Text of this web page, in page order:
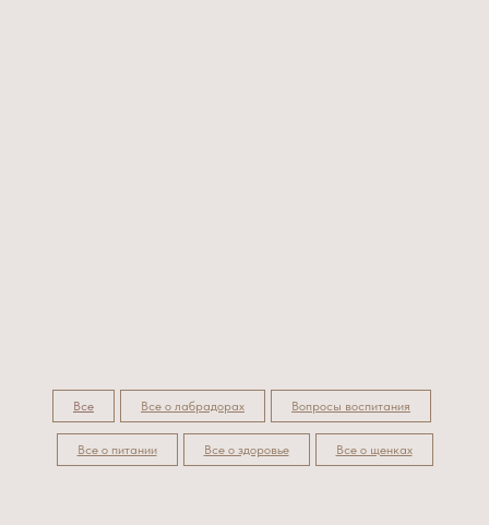
Все Все о лабрадорах Вопросы воспитания
Все о питании Все о здоровье Все о щенках